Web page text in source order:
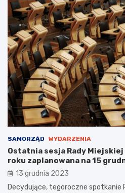
SAMORZĄD WYDARZENIA
Ostatnia sesja Rady
roku zaplanowana na 15
13 grudnia 2023
Decydujące, tegoroczne spotkanie